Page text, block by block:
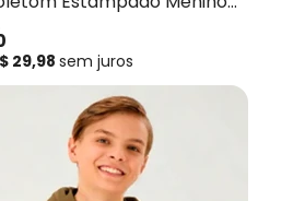
29,98 sem juros